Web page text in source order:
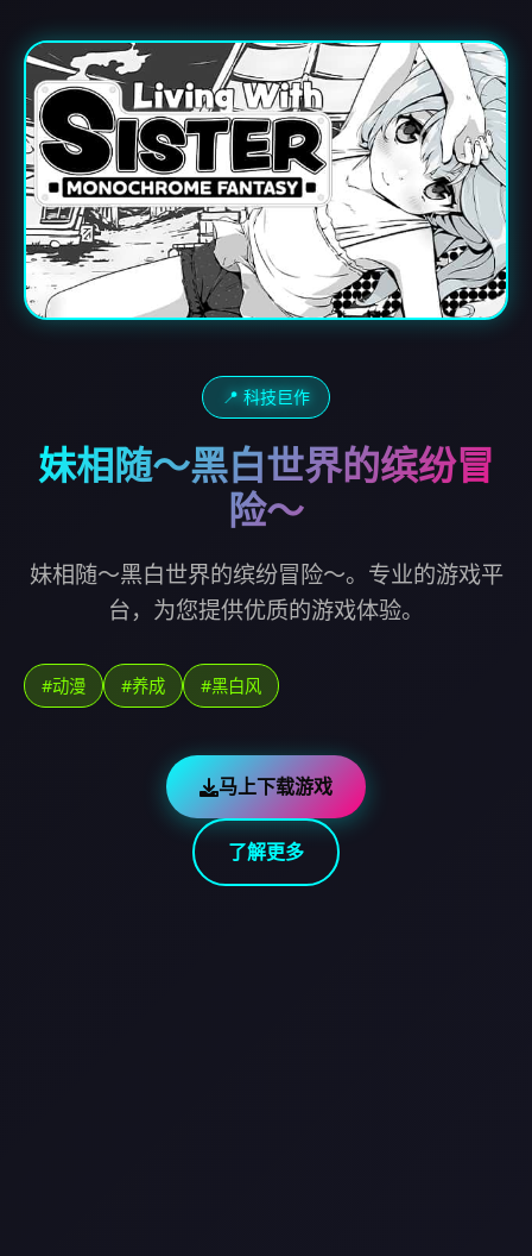
📍 科技巨作
妹相随～黑白世界的缤纷冒
险～
妹相随～黑白世界的缤纷冒险～。专业的游戏平
台，为您提供优质的游戏体验。
#动漫 #养成 #黑白风
马上下载游戏
了解更多